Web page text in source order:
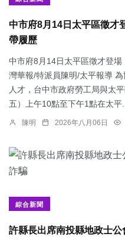
中市府8月14日太平區徵才
帶履歷
中市府8月14日太平區徵才登
灣華報/特派員陳明/太平報導
人才，台中市政府勞工局與太
五）上午10點至下午1點在太平...
陳明 2026年八月06日
綜合新聞
許縣長出席南投縣地政士